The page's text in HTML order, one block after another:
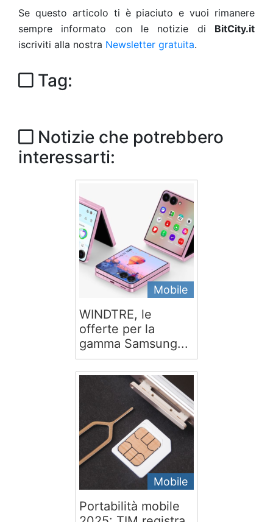
Se questo articolo ti è piaciuto e vuoi rimanere
sempre informato con le notizie di BitCity.it
iscriviti alla nostra Newsletter gratuita.
Tag:
Notizie che potrebbero
interessarti:
Mobile
WINDTRE, le
offerte per la
gamma Samsung...
Mobile
Portabilità mobile